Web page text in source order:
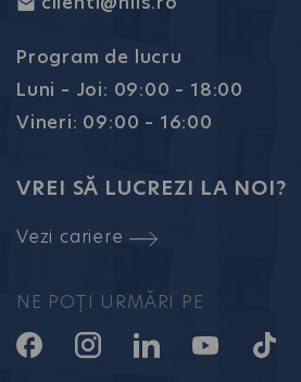
Program de lucru
Luni – Joi: 09:00 – 18:00
Vineri: 09:00 – 16:00
VREI SĂ LUCREZI LA NOI?
Vezi cariere
NE POȚI URMĂRI PE